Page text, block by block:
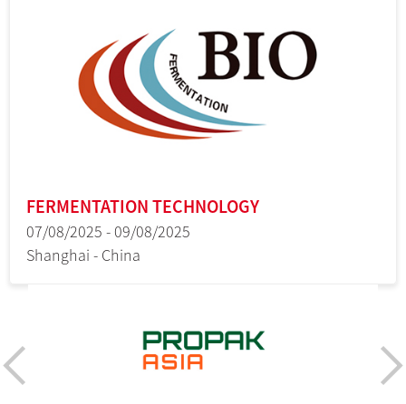
FERMENTATION TECHNOLOGY
07/08/2025 - 09/08/2025
Shanghai - China